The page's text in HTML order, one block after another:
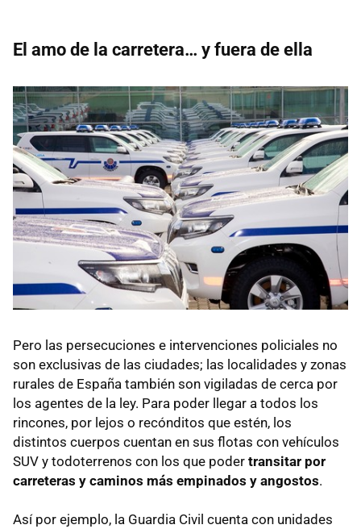
El amo de la carretera… y fuera de ella
Pero las persecuciones e intervenciones policiales no
son exclusivas de las ciudades; las localidades y zonas
rurales de España también son vigiladas de cerca por
los agentes de la ley. Para poder llegar a todos los
rincones, por lejos o recónditos que estén, los
distintos cuerpos cuentan en sus flotas con vehículos
SUV y todoterrenos con los que poder transitar por
carreteras y caminos más empinados y angostos.
Así por ejemplo, la Guardia Civil cuenta con unidades